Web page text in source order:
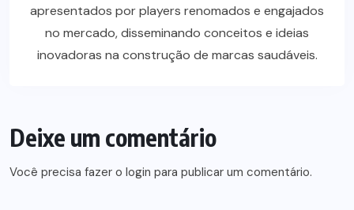
apresentados por players renomados e engajados
no mercado, disseminando conceitos e ideias
inovadoras na construção de marcas saudáveis.
Deixe um comentário
Você precisa fazer o login para publicar um comentário.